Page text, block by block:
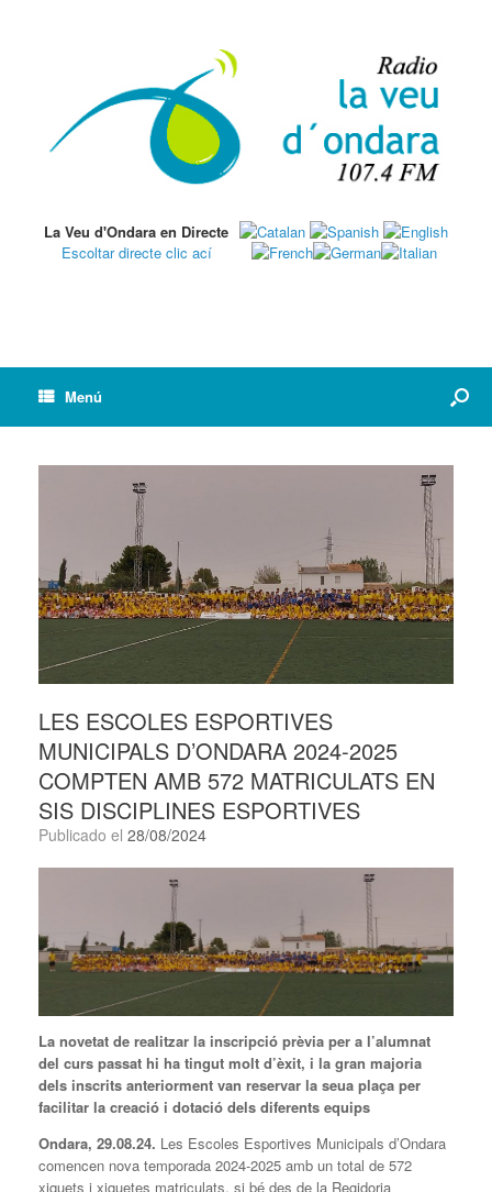
La Veu d'Ondara en Directe
Escoltar directe clic ací
Menú
LES ESCOLES ESPORTIVES
MUNICIPALS D’ONDARA 2024-2025
COMPTEN AMB 572 MATRICULATS EN
SIS DISCIPLINES ESPORTIVES
Publicado el 28/08/2024
La novetat de realitzar la inscripció prèvia per a l’alumnat
del curs passat hi ha tingut molt d’èxit, i la gran majoria
dels inscrits anteriorment van reservar la seua plaça per
facilitar la creació i dotació dels diferents equips
Ondara, 29.08.24. Les Escoles Esportives Municipals d’Ondara
comencen nova temporada 2024-2025 amb un total de 572
xiquets i xiquetes matriculats, si bé des de la Regidoria